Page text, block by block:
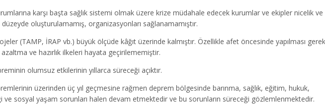
karşı başta sağlık sistemi olmak üzere krize müdahale edecek kurumlar ve ekipler nicelik ve
düzeyde oluşturulamamış, organizasyonları sağlanamamıştır.
(TAMP, İRAP vb.) büyük ölçüde kâğıt üzerinde kalmıştır. Özellikle afet öncesinde yapılması
ve hazırlık ilkeleri hayata geçirilememiştir.
olumsuz etkilerinin yıllarca süreceği açıktır.
üzerinden üç yıl geçmesine rağmen deprem bölgesinde barınma, sağlık, eğitim, hukuk,
ve sosyal yaşam sorunları halen devam etmektedir ve bu sorunların süreceği gözlemlenmektedir.